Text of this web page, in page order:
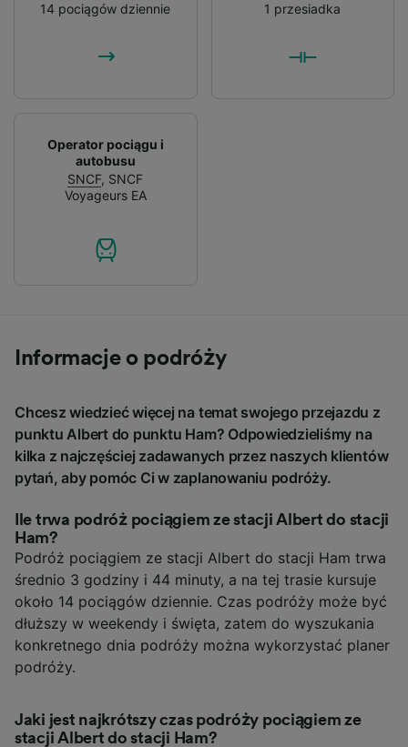
14 pociągów dziennie 1 przesiadka
Operator pociągu i
autobusu
SNCF, SNCF
Voyageurs EA
Informacje o podróży
Chcesz wiedzieć więcej na temat swojego przejazdu z
punktu Albert do punktu Ham? Odpowiedzieliśmy na
kilka z najczęściej zadawanych przez naszych klientów
pytań, aby pomóc Ci w zaplanowaniu podróży.
Ile trwa podróż pociągiem ze stacji Albert do stacji
Ham?
Podróż pociągiem ze stacji Albert do stacji Ham trwa
średnio 3 godziny i 44 minuty, a na tej trasie kursuje
około 14 pociągów dziennie. Czas podróży może być
dłuższy w weekendy i święta, zatem do wyszukania
konkretnego dnia podróży można wykorzystać planer
podróży.
Jaki jest najkrótszy czas podróży pociągiem ze
stacji Albert do stacji Ham?